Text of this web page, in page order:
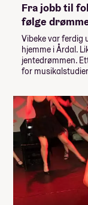
Fra jobb til
følge
Vibeke var ferdig
hjemme i Årdal.
jentedrømmen.
for